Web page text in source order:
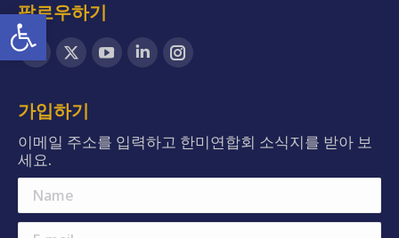
Open toolbar
팔로우하기
Find us on:
Facebook
opens
in
new
window
X
opens
new
window
YouTube
in
new
window
Linkedin
in
new
window
Instagram
in
new
window
가입하기
이메일 주소를 입력하고 한미연합회 소식지를 받아 보
세요.
Name
E-mail